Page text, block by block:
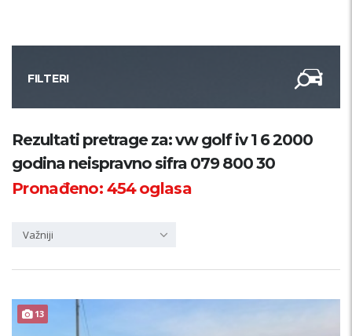
FILTERI
Kategorija
Županija
Rezultati pretrage za: vw golf iv 1 6 2000
godina neispravno sifra 079 800 30
Pronađeno:454oglasa
Važniji
13